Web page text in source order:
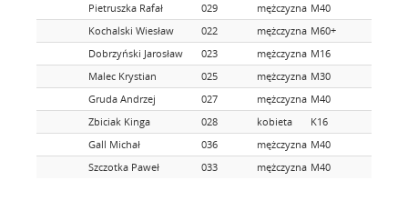
Pietruszka Rafał
029 mężczyzna M40
Kochalski Wiesław
022 mężczyzna M60+
Dobrzyński Jarosław
023 mężczyzna M16
Malec Krystian
025 mężczyzna M30
Gruda Andrzej
027 mężczyzna M40
Zbiciak Kinga
028 kobieta
K16
Gall Michał
036 mężczyzna M40
Szczotka Paweł
033 mężczyzna M40